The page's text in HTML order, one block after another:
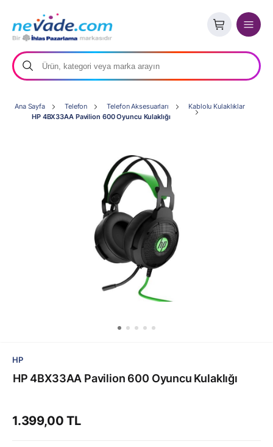
Ana Sayfa Telefon Telefon Aksesuarları
Kablolu Kulaklıklar
HP 4BX33AA Pavilion 600 Oyuncu Kulaklığı
HP
HP 4BX33AA Pavilion 600 Oyuncu Kulaklığı
1.399,00 TL